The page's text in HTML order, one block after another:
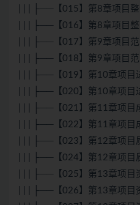
| | | ├──【015】第8章项目
| | | ├──【016】第8章项目
| | | ├──【017】第9章项目
| | | ├──【018】第9章项目
| | | ├──【019】第10章项目
| | | ├──【020】第10章项目
| | | ├──【021】第11章项目
| | | ├──【022】第11章项目
| | | ├──【023】第12章项目
| | | ├──【024】第12章项目
| | | ├──【025】第13章项目
| | | ├──【026】第13章项目